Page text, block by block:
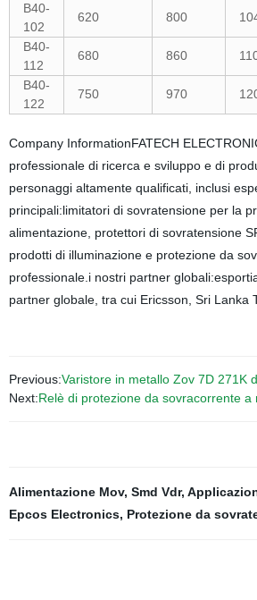
B40-
102
620 800
B40-
112
680 860
B40-
122
750 970
Company InformationFATECH
professionale di ricerca e sviluppo e di
personaggi altamente qualificati, inclusi
principali:limitatori di sovratensione per la
alimentazione, protettori di sovratensione
prodotti di illuminazione e protezione da
professionale.i nostri partner
partner globale, tra cui Ericsson, Sri Lanka
Previous:Varistore in metallo Zov 7D 271K
Next:Relè di protezione da sovracorrente
Alimentazione Mov, Smd Vdr,
Epcos Electronics, Protezione da